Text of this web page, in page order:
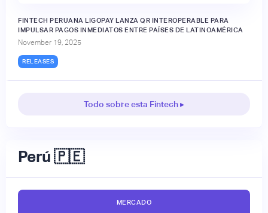
FINTECH PERUANA LIGOPAY LANZA QR INTEROPERABLE PARA
IMPULSAR PAGOS INMEDIATOS ENTRE PAÍSES DE LATINOAMÉRICA
November 19, 2025
RELEASES
Todo sobre esta Fintech ▸
Perú 🇵🇪
MERCADO